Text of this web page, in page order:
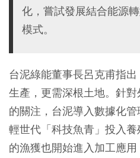
化，嘗試發展結合能源
模式。
台泥綠能董事長呂克甫指
生產，更需深根土地。針
的關注，台泥導入數據化
輕世代「科技魚青」投入
的漁獲也開始進入加工應